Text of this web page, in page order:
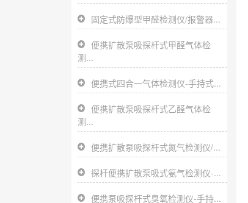
固定式防爆型甲醛检测仪/报警器...
便携扩散泵吸探杆式甲醛气体检
测...
便携式四合一气体检测仪-手持式...
便携扩散泵吸探杆式乙醛气体检
测...
便携扩散泵吸探杆式氮气检测仪/...
探杆便携扩散泵吸式氨气检测仪-...
便携泵吸探杆式臭氧检测仪-手持...